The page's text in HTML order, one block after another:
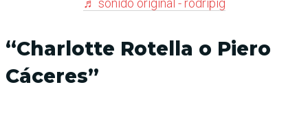
♬ sonido original - rodripig
“Charlotte Rotella o Piero
Cáceres”